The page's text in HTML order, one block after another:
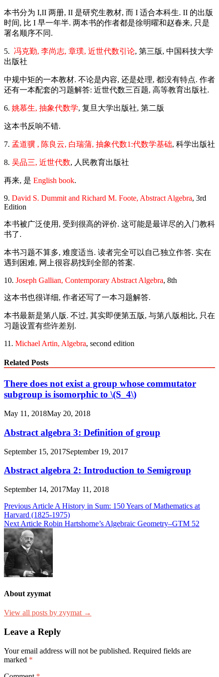
本书分为 I,II 两册, II 是研究生教材, 而 I 适合本科生. II 的出版
时间, 比 I 早一年半. 两本书的作者都是徐明曜和赵春来, 只是
署名顺序不同.
5. 冯克勤, 李尚志, 章璞, 近世代数引论, 第三版, 中国科技大学
出版社
中规中矩的一本教材. 不论是内容, 还是处理, 都没有特点. 作者
还有一本配套的习题解答: 近世代数三百题, 高等教育出版社.
6. 姚慕生, 抽象代数学, 复旦大学出版社, 第二版
这本书反响不错.
7. 孟道骥 , 陈良云, 白瑞蒲, 抽象代数1:代数学基础, 科学出版社
8. 吴品三, 近世代数, 人民教育出版社
再来, 是 English book.
9. David S. Dummit and Richard M. Foote, Abstract Algebra, 3rd
Edition
本书被广泛使用, 受到很高的评价. 这可能是最详尽的入门教科
书了.
本书习题不算多, 难度适当. 读者完全可以自己独立作答. 实在
遇到困难, 网上很容易找到全部的答案.
10. Joseph Gallian, Contemporary Abstract Algebra, 8th
这本书也很详细, 作者还写了一本习题解答.
本书最新是第八版. 不过, 其实即便第五版, 与第八版相比, 只在
习题设置有些许差别.
11. Michael Artin, Algebra, second edition
Related Posts
There does not exist a group whose commutator
subgroup is isomorphic to \(S_4\)
May 11, 2018May 20, 2018
Abstract algebra 3: Definition of group
September 15, 2017September 19, 2017
Abstract algebra 2: Introduction to Semigroup
September 14, 2017May 11, 2018
Post
navigation
Previous Article A History in Sum: 150 Years of Mathematics at
Harvard (1825-1975)
Next Article Robin Hartshorne’s Algebraic Geometry–GTM 52
About zyymat
View all posts by zyymat →
Leave a Reply
Your email address will not be published. Required fields are
marked *